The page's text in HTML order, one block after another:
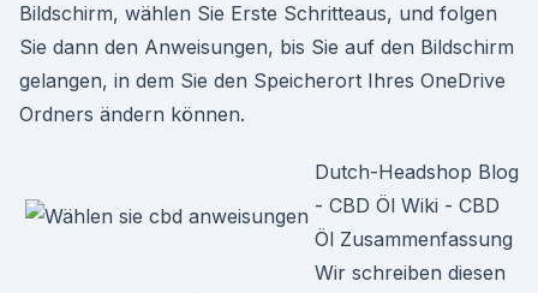
Bildschirm, wählen Sie Erste Schritteaus, und folgen
Sie dann den Anweisungen, bis Sie auf den Bildschirm
gelangen, in dem Sie den Speicherort Ihres OneDrive
Ordners ändern können.
Dutch-Headshop Blog
- CBD Öl Wiki - CBD
Öl Zusammenfassung
Wir schreiben diesen